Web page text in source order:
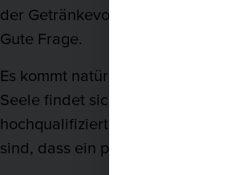
der Getränkevorrat aufgestockt
Gute Frage.
Es kommt natürlich auf die
Seele findet sich allerdings an
hochqualifizierte,
sind, dass ein perfektes